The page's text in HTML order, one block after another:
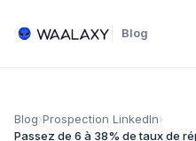
Blog
Blog›Prospection LinkedIn›
Passez de 6 à 38% de taux de